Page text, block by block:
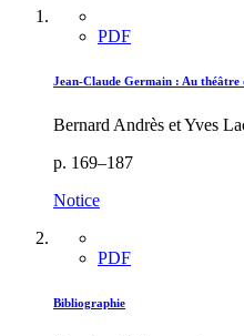
PDF
Jean-Claude Germain : Au théâtre
Bernard Andrès et Yves
p. 169–187
Notice
PDF
Bibliographie